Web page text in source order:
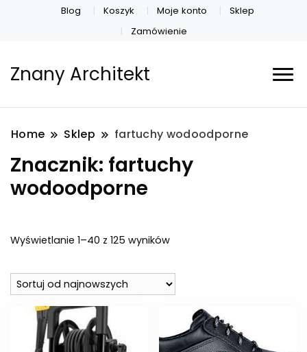
Blog Koszyk Moje konto
Sklep
Zamówienie
Znany Architekt
Home Sklep fartuchy wodoodporne
Znacznik: fartuchy
wodoodporne
Wyświetlanie 1–40 z 125 wynikówPosortowane
najnowszych